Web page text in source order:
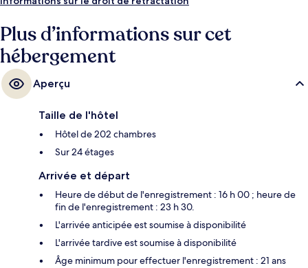
un bar en bord de piscine, un hammam et une terrasse. Les autres
voyageurs adorent le personnel attentionné et le succulent restaurant.
Plus d’informations sur cet
hébergement
Aperçu
Taille de l'hôtel
Hôtel de 202 chambres
Sur 24 étages
Arrivée et départ
Heure de début de l'enregistrement : 16 h 00 ; heure de
fin de l'enregistrement : 23 h 30.
L'arrivée anticipée est soumise à disponibilité
L'arrivée tardive est soumise à disponibilité
Âge minimum pour effectuer l'enregistrement : 21 ans